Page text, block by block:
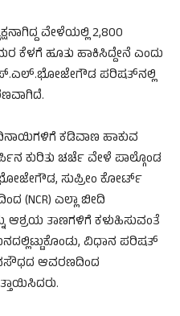
ವೇಳೆಯಲ್ಲಿ 2,800
ಹೂತು ಹಾಕಿಸಿದ್ದೇನೆ ಎಂದು
ಪರಿಷತ್‌ನಲ್ಲಿ
ಕಡಿವಾಣ ಹಾಕುವ
ಕುರಿತು ಚರ್ಚೆ ವೇಳೆ ಪಾಲ್ಗೊಂಡ
ಸುಪ್ರೀಂ ಕೋರ್ಟ್
(NCR) ಎಲ್ಲಾ ಬೀದಿ
ಆಶ್ರಯ ತಾಣಗಳಿಗೆ ಕಳುಹಿಸುವಂತೆ
ವಿಧಾನ ಪರಿಷತ್‌
ಆವರಣದಿಂದ